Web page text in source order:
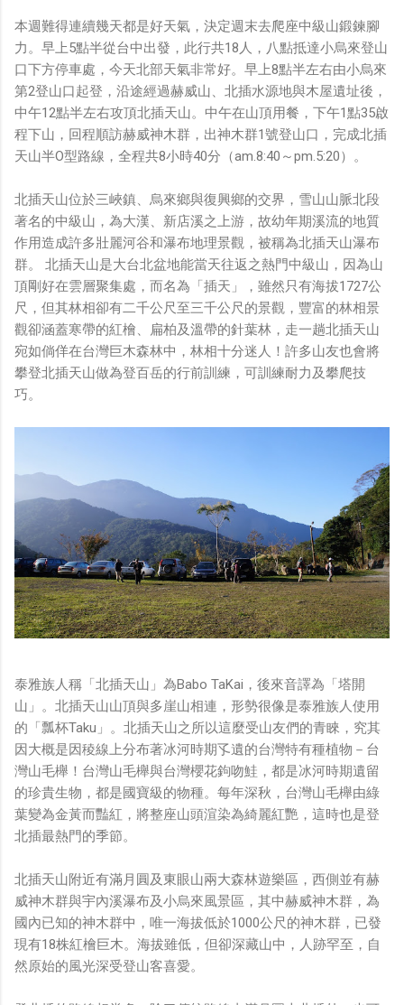
同樣身為RD，我只覺得 Shame on you！（打嘴炮、作
秀搶風頭、噁心帶風向、搞政治操作、把別人做事的成果搶
去幫自己抬轎、有鍋直接推給下屬扛、散佈同事私生活謠
言，還有職場霸凌，這些你他媽都頂級專業戶，除此之外沒
啥洨用了！） 一件理論上可以做到的事情，外行人的認知
被信息差，不懂加上沒實作能力去驗證，就什麼都變成黑科
技了（多黑？比巴西黑鮑魚還黑嗎？）。反重力技術說不定
Ray-ban Meta 的黑科技，講白了就是人家拉個百人團隊
在搞那支眼鏡，然後把軟體技能和硬體規格點滿，再加上極
致優化後的成果罷了！ 當時知道 Ray-Ban Meta 的智慧眼
鏡有塞入一個強大的 WiFi 6 晶片在裡面，一開始我猜測會
不會有可能是透過 WiFi P2P 或 WiFi SoftAP 的方式去做
串流（確實 Meta 的智能眼鏡，在同步媒體時，會強制要
求開啟手機的 WiFi 開關，所以媒體同步應該是靠 WiFi 通
道做的），而去年初我也快速做了一個WiFi Direct 架構
來做 POC，確實傳輸效率非常快，幾百 MB 的大檔幾乎秒
級傳完，從眼鏡端將媒體串流到手機端更是不用說的順暢，
本週難得連續幾天都是好天氣，決定週末去爬座中級山鍛鍊腳
力。早上5點半從台中出發，此行共18人，八點抵達小烏來登山
口下方停車處，今天北部天氣非常好。早上8點半左右由小烏來
第2登山口起登，沿途經過赫威山、北插水源地與木屋遺址後，
中午12點半左右攻頂北插天山。中午在山頂用餐，下午1點35啟
程下山，回程順訪赫威神木群，出神木群1號登山口，完成北插
天山半O型路線，全程共8小時40分（am.8:40～pm.5:20）。
北插天山位於三峽鎮、烏來鄉與復興鄉的交界，雪山山脈北段
著名的中級山，為大漢、新店溪之上游，故幼年期溪流的地質
作用造成許多壯麗河谷和瀑布地理景觀，被稱為北插天山瀑布
群。 北插天山是大台北盆地能當天往返之熱門中級山，因為山
頂剛好在雲層聚集處，而名為「插天」，雖然只有海拔1727公
尺，但其林相卻有二千公尺至三千公尺的景觀，豐富的林相景
觀卻涵蓋寒帶的紅檜、扁柏及溫帶的針葉林，走一趟北插天山
宛如倘佯在台灣巨木森林中，林相十分迷人！許多山友也會將
攀登北插天山做為登百岳的行前訓練，可訓練耐力及攀爬技
巧。
泰雅族人稱「北插天山」為Babo TaKai，後來音譯為「塔開
山」。北插天山山頂與多崖山相連，形勢很像是泰雅族人使用
的「瓢杯Taku」。北插天山之所以這麼受山友們的青睞，究其
因大概是因稜線上分布著冰河時期孓遺的台灣特有種植物－台
灣山毛櫸！台灣山毛櫸與台灣櫻花鉤吻鮭，都是冰河時期遺留
的珍貴生物，都是國寶級的物種。每年深秋，台灣山毛櫸由綠
葉變為金黃而豔紅，將整座山頭渲染為綺麗紅艷，這時也是登
北插最熱門的季節。
北插天山附近有滿月圓及東眼山兩大森林遊樂區，西側並有赫
威神木群與宇內溪瀑布及小烏來風景區，其中赫威神木群，為
國內已知的神木群中，唯一海拔低於1000公尺的神木群，已發
現有18株紅檜巨木。海拔雖低，但卻深藏山中，人跡罕至，自
然原始的風光深受登山客喜愛。